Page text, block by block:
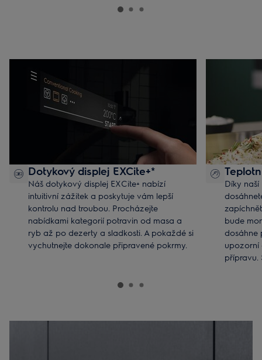
pro zdravější a chutnější jídlo.
Dotykový displej EXCite+*
Náš dotykový displej EXCite+ nabízí
intuitivní zážitek a poskytuje vám lepší
kontrolu nad troubou. Procházejte
nabídkami kategorií potravin od masa a
ryb až po dezerty a sladkosti. A pokaždé si
vychutnejte dokonale připravené pokrmy.
*Dostupné jen u vybraných modelů
Díky
bude
dosáhne
upozorní
přípravu.